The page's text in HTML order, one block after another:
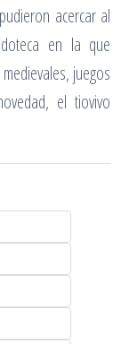
acercar al
en la que
juegos
el tiovivo